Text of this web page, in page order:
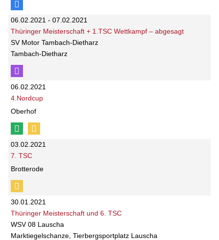
06.02.2021 - 07.02.2021
Thüringer Meisterschaft + 1.TSC Wettkampf – abgesagt
SV Motor Tambach-Dietharz
Tambach-Dietharz
06.02.2021
4.Nordcup
Oberhof
03.02.2021
7. TSC
Brotterode
30.01.2021
Thüringer Meisterschaft und 6. TSC
WSV 08 Lauscha
Marktiegelschanze, Tierbergsportplatz Lauscha